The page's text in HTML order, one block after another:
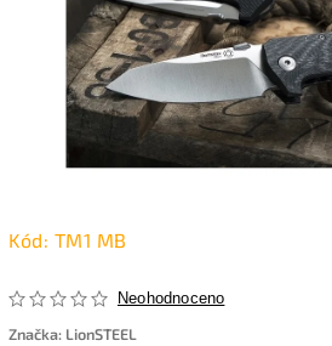
Kód: TM1 MB
Neohodnoceno
Značka: LionSTEEL